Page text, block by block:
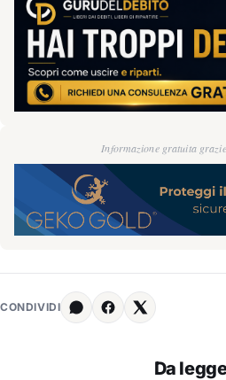
Informazione gratuita
CONDIVIDI
Da